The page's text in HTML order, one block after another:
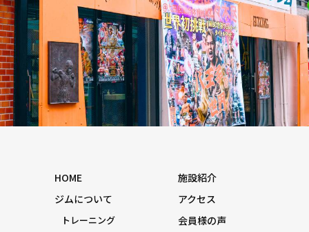
HOME
ジムについて
トレーニング
施設紹介
アクセス
会員様の声